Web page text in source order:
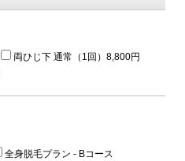
両ひじ下 通常（1回）8,800円
全身脱毛プラン - Bコース